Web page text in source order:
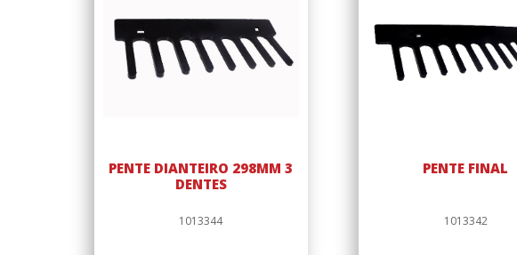
PENTE DIANTEIRO 298MM 3
DENTES
1013344
PENTE FINAL
1013342